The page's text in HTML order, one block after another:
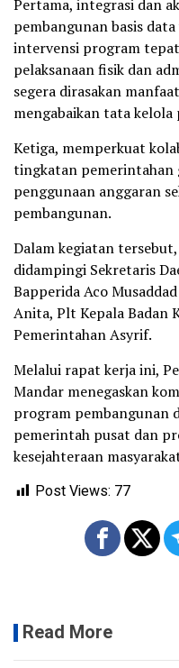
Pertama, integrasi dan
pembangunan basis
intervensi program
pelaksanaan fisik dan
segera dirasakan
mengabaikan tata
Ketiga, memperkuat
tingkatan pemerintahan
penggunaan anggaran
pembangunan.
Dalam kegiatan
didampingi Sekretaris
Bapperida Aco
Anita, Plt Kepala Badan
Pemerintahan Asyrif.
Melalui rapat kerja ini,
Mandar menegaskan
program pembangunan
pemerintah pusat dan
kesejahteraan
Post Views: 77
Read More